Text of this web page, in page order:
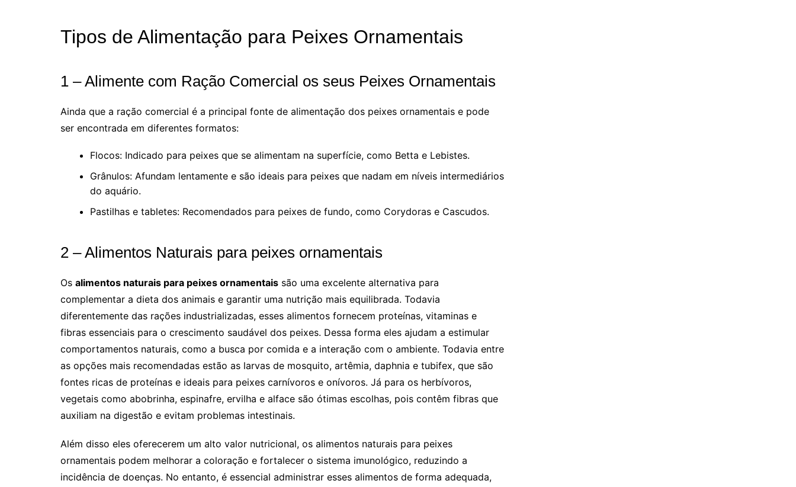
Tipos de Alimentação para Peixes Ornamentais
1 – Alimente com Ração Comercial os seus Peixes Ornamentais
Ainda que a ração comercial é a principal fonte de alimentação dos peixes ornamentais e pode
ser encontrada em diferentes formatos:
Flocos: Indicado para peixes que se alimentam na superfície, como Betta e Lebistes.
Grânulos: Afundam lentamente e são ideais para peixes que nadam em níveis intermediários
do aquário.
Pastilhas e tabletes: Recomendados para peixes de fundo, como Corydoras e Cascudos.
2 – Alimentos Naturais para peixes ornamentais
Os alimentos naturais para peixes ornamentais são uma excelente alternativa para
complementar a dieta dos animais e garantir uma nutrição mais equilibrada. Todavia
diferentemente das rações industrializadas, esses alimentos fornecem proteínas, vitaminas e
fibras essenciais para o crescimento saudável dos peixes. Dessa forma eles ajudam a estimular
comportamentos naturais, como a busca por comida e a interação com o ambiente. Todavia entre
as opções mais recomendadas estão as larvas de mosquito, artêmia, daphnia e tubifex, que são
fontes ricas de proteínas e ideais para peixes carnívoros e onívoros. Já para os herbívoros,
vegetais como abobrinha, espinafre, ervilha e alface são ótimas escolhas, pois contêm fibras que
auxiliam na digestão e evitam problemas intestinais.
Além disso eles oferecerem um alto valor nutricional, os alimentos naturais para peixes
ornamentais podem melhorar a coloração e fortalecer o sistema imunológico, reduzindo a
incidência de doenças. No entanto, é essencial administrar esses alimentos de forma adequada,